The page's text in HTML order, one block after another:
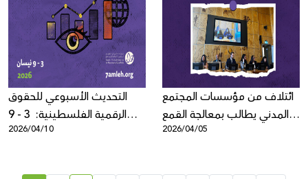
التحديث الأسبوعي للحقوق
الرقمية الفلسطينية: 3 - 9
نيسان 2026
2026/04/10
ائتلاف من مؤسسات المجتمع
المدني يطالب بمعالجة القمع
الرقمي في منطقة الشرق
2026/04/05